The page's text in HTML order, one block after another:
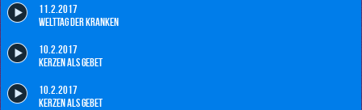
11.2.2017
Welttag der Kranken
10.2.2017
Kerzen als Gebet
10.2.2017
Kerzen als Gebet